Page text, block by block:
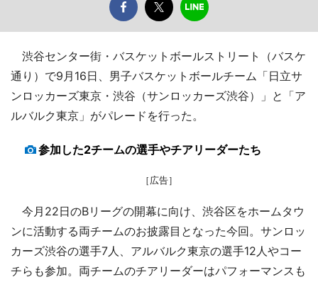
渋谷センター街・バスケットボールストリート（バスケ
通り）で9月16日、男子バスケットボールチーム「日立サ
ンロッカーズ東京・渋谷（サンロッカーズ渋谷）」と「ア
ルバルク東京」がパレードを行った。
参加した2チームの選手やチアリーダーたち
［広告］
今月22日のBリーグの開幕に向け、渋谷区をホームタウ
ンに活動する両チームのお披露目となった今回。サンロッ
カーズ渋谷の選手7人、アルバルク東京の選手12人やコー
チらも参加。両チームのチアリーダーはパフォーマンスも